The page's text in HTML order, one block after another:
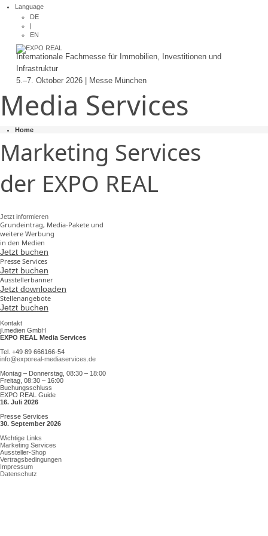
Language
DE
|
EN
Internationale Fachmesse für Immobilien, Investitionen und
Infrastruktur
5.–7. Oktober 2026 | Messe München
Media Services
Home
Marketing Services
der EXPO REAL
Jetzt informieren
Grundeintrag, Media-Pakete und
weitere Werbung
in den Medien
Jetzt buchen
Presse Services
Jetzt buchen
Ausstellerbanner
Jetzt downloaden
Stellenangebote
Jetzt buchen
Kontakt
jl.medien GmbH
EXPO REAL Media Services
Tel. +49 89 666166-54
info@exporeal-mediaservices.de
Montag – Donnerstag, 08:30 – 18:00
Freitag, 08:30 – 16:00
Buchungsschluss
EXPO REAL Guide
16. Juli 2026
Presse Services
30. September 2026
Wichtige Links
Marketing Services
Aussteller-Shop
Vertragsbedingungen
Impressum
Datenschutz